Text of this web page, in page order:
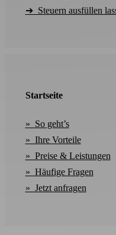
➔ Steuern ausfüllen
Startseite
» So geht’s
» Ihre Vorteile
» Preise & Leistungen
» Häufige Fragen
» Jetzt anfragen